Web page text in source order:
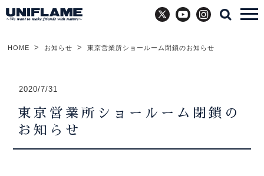
X YouTubeInstagram
HOME お知らせ 東京営業所ショールーム閉鎖のお知らせ
2020/7/31
東京営業所ショールーム閉鎖の
お知らせ